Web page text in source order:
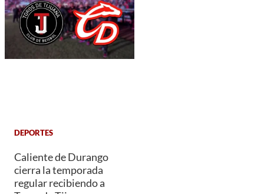
DEPORTES
Caliente de Durango
cierra la temporada
regular recibiendo a